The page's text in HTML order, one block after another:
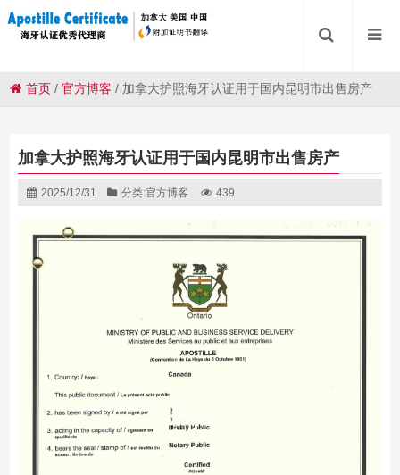
首页 /官方博客 / 加拿大护照海牙认证用于国内昆明市出售房产
加拿大护照海牙认证用于国内昆明市出售房产
2025/12/31 分类:官方博客 439